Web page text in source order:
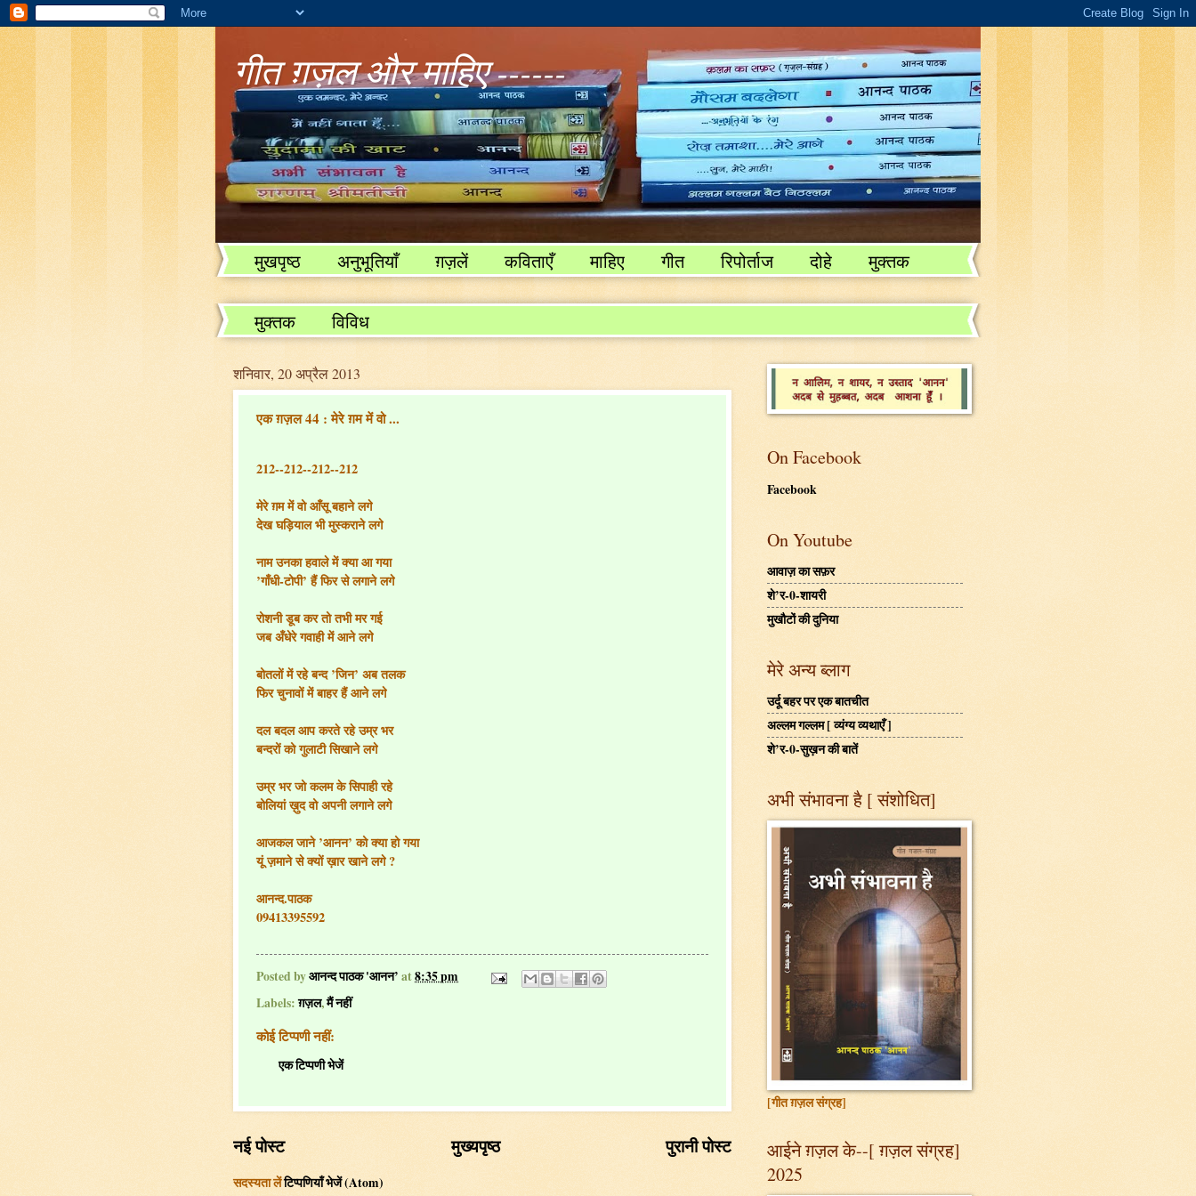
गीत ग़ज़ल और माहिए ------
मुखपृष्ठ अनुभूतियाँ ग़ज़लें कविताएँ माहिए गीत रिपोर्ताज दोहे
मुक्तक
विविध
मुक्तक
विविध
शनिवार, 20 अप्रैल 2013
एक ग़ज़ल 44 : मेरे ग़म में वो ...
212--212--212--212
मेरे ग़म में वो आँसू बहाने लगे
देख घड़ियाल भी मुस्कराने लगे
नाम उनका हवाले में क्या आ गया
’गाँधी-टोपी’ हैं फिर से लगाने लगे
रोशनी डूब कर तो तभी मर गई
जब अँधेरे गवाही में आने लगे
बोतलों में रहे बन्द ’जिन’ अब तलक
फिर चुनावों में बाहर हैं आने लगे
दल बदल आप करते रहे उम्र भर
बन्दरों को गुलाटी सिखाने लगे
उम्र भर जो कलम के सिपाही रहे
बोलियां ख़ुद वो अपनी लगाने लगे
आजकल जाने ’आनन’ को क्या हो गया
यूं ज़माने से क्यों ख़ार खाने लगे ?
आनन्द.पाठक
09413395592
Posted byआनन्द पाठक 'आनन’ at8:35 pm
Labels:ग़ज़ल,मैं नहीं
कोई टिप्पणी नहीं:
एक टिप्पणी भेजें
नई पोस्ट पुरानी पोस्ट
मुख्यपृष्ठ
सदस्यता लेंटिप्पणियाँ भेजें (Atom)
On Facebook
Facebook
On Youtube
आवाज़ का सफ़र
शे’र-0-शायरी
मुखौटों की दुनिया
मेरे अन्य ब्लाग
उर्दू बहर पर एक बातचीत
अल्लम गल्लम [ व्यंग्य व्यथाएँ ]
शे’र-0-सुख़न की बातें
अभी संभावना है [ संशोधित]
[गीत ग़ज़ल संग्रह]
आईने ग़ज़ल के--[ ग़ज़ल संग्रह]
2025